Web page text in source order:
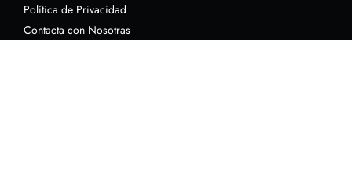
Política de Privacidad
Contacta con Nosotras